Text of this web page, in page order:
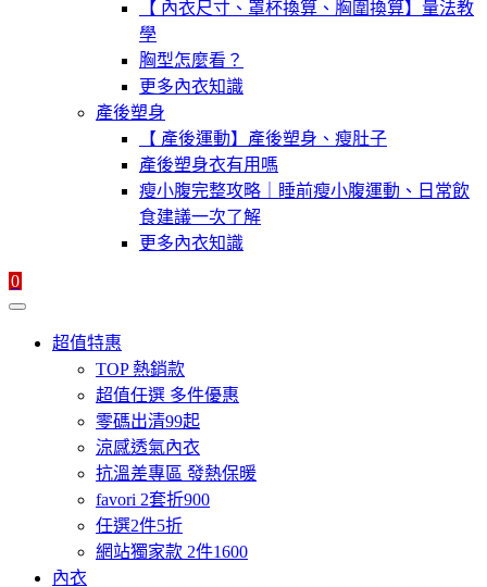
【 內衣尺寸、罩杯換算、胸圍換算】量法教
學
胸型怎麼看？
更多內衣知識
產後塑身
【 產後運動】產後塑身、瘦肚子
產後塑身衣有用嗎
瘦小腹完整攻略｜睡前瘦小腹運動、日常飲
食建議一次了解
更多內衣知識
0
超值特惠
TOP 熱銷款
超值任選 多件優惠
零碼出清99起
涼感透氣內衣
抗溫差專區 發熱保暖
favori 2套折900
任選2件5折
網站獨家款 2件1600
內衣